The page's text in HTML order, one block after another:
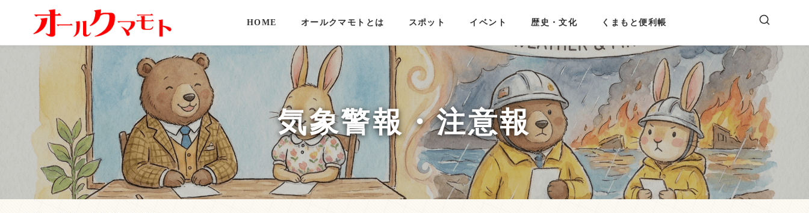
HOME オールクマモトとは スポット イベント 歴史・文化 くまもと便利帳
気象警報・注意報